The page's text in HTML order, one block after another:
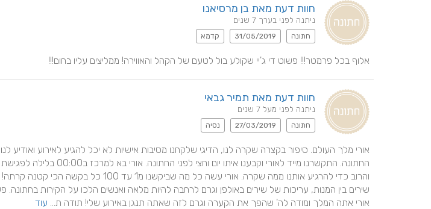
חוות דעת מאת בן מרסיאנו
ניתנה לפני בערך 7 שנים
חתונה 31/05/2019 קדמא
אלוף בכל פרמטר!!! פשוט די ג'יי שקולע בול לטעם של הקהל והאווירה! ממליצים עליו בחום!!!
חוות דעת מאת תמיר גבאי
ניתנה לפני מעל 7 שנים
חתונה 27/03/2019 נסיה
אורי אתה המלך ומודה לה' שהפך את הקערה וגרם לזה שאתה תנגן באירוע שלי! תודה ת... עוד